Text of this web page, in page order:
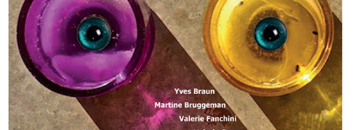
MAUMU GALERIE D'ART 2018